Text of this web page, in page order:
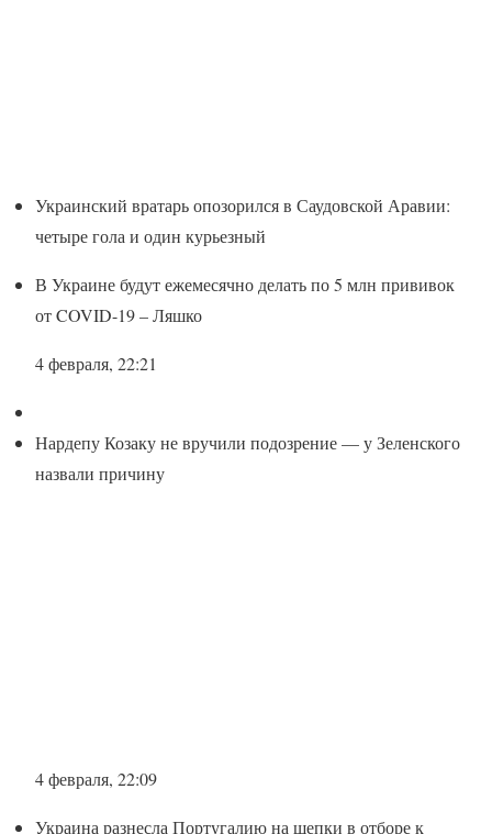
Украинский вратарь опозорился в Саудовской Аравии:
четыре гола и один курьезный
В Украине будут ежемесячно делать по 5 млн прививок
от COVID-19 – Ляшко
4 февраля, 22:21
Нардепу Козаку не вручили подозрение — у Зеленского
назвали причину
4 февраля, 22:09
Украина разнесла Португалию на щепки в отборе к